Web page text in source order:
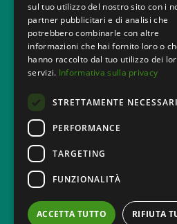
Areas of
Industries
Law firm
Contacts
Work with us
sul tuo utilizzo del nostro sito con i
partner pubblicitari e di analisi che
potrebbero combinarle con altre
informazioni che hai fornito loro o
hanno raccolto dal tuo utilizzo dei
servizi. Informativa sulla privacy
STRETTAMENTE NECESSARI
PERFORMANCE
TARGETING
FUNZIONALITÀ
ACCETTA TUTTO RIFIUTA